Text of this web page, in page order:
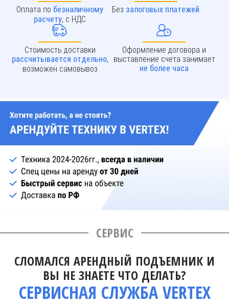
Оплата по безналичному
расчету, с НДС
Без залоговых платежей
Стоимость доставки
рассчитывается отдельно,
возможен самовывоз
Оформление договора и
выставление счета занимает
не более часа
СЕРВИС
СЛОМАЛСЯ АРЕНДНЫЙ ПОДЪЕМНИК И
ВЫ НЕ ЗНАЕТЕ ЧТО ДЕЛАТЬ?
СЕРВИСНАЯ СЛУЖБА VERTEX